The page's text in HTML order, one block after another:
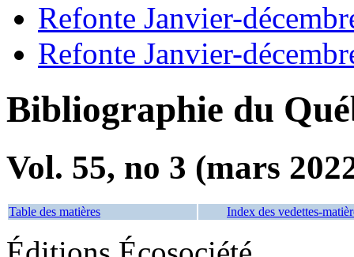
Refonte Janvier-
Refonte Janvier-
Bibliographie du
Vol. 55, no 3 (mars
Table des matières Index des vedettes-